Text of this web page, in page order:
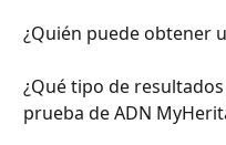
¿Quién puede obtener
¿Qué tipo de
prueba de ADN